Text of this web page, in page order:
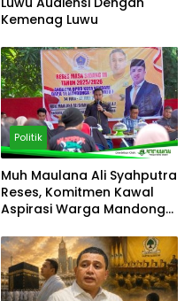
Kemenag Luwu
Politik
‎Muh Maulana Ali Syahputra
Reses, Komitmen Kawal
Aspirasi Warga Mandonga